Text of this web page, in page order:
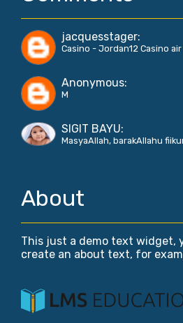
jacquesstager:
Casino - Jordan12 Casino
Anonymous:
M
SIGIT BAYU:
MasyaAllah, barakAllahu
About
This just a demo text widget,
create an about text, for